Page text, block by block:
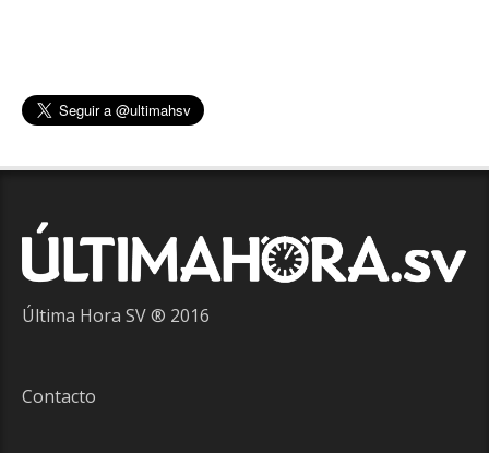
Última Hora SV ® 2016
Contacto